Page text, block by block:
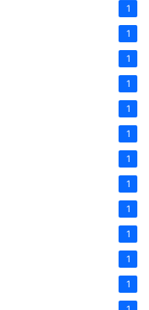
1
1
1
1
1
1
1
1
1
1
1
1